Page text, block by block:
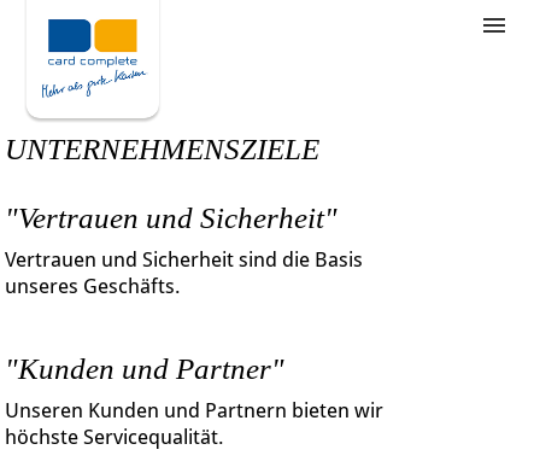
Stellenangebote
Unternehmensziele
Wie bewerbe ich mich
UNTERNEHMENSZIELE
"Vertrauen und Sicherheit"
Vertrauen und Sicherheit sind die Basis
unseres Geschäfts.
"Kunden und Partner"
Unseren Kunden und Partnern bieten wir
höchste Servicequalität.